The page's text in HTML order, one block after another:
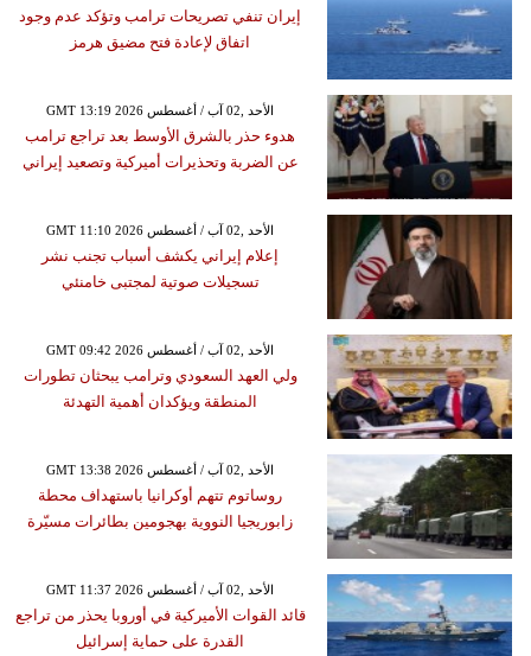
إيران تنفي تصريحات ترامب وتؤكد عدم وجود
اتفاق لإعادة فتح مضيق هرمز
GMT 13:19 2026 الأحد ,02 آب / أغسطس
هدوء حذر بالشرق الأوسط بعد تراجع ترامب
عن الضربة وتحذيرات أميركية وتصعيد إيراني
GMT 11:10 2026 الأحد ,02 آب / أغسطس
إعلام إيراني يكشف أسباب تجنب نشر
تسجيلات صوتية لمجتبى خامنئي
GMT 09:42 2026 الأحد ,02 آب / أغسطس
ولي العهد السعودي وترامب يبحثان تطورات
المنطقة ويؤكدان أهمية التهدئة
GMT 13:38 2026 الأحد ,02 آب / أغسطس
روساتوم تتهم أوكرانيا باستهداف محطة
زابوريجيا النووية بهجومين بطائرات مسيّرة
GMT 11:37 2026 الأحد ,02 آب / أغسطس
قائد القوات الأميركية في أوروبا يحذر من تراجع
القدرة على حماية إسرائيل